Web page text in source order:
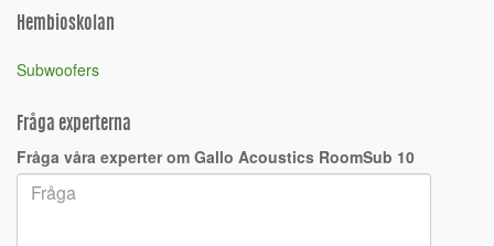
Hembioskolan
Subwoofers
Fråga experterna
Fråga våra experter om Gallo Acoustics RoomSub 10